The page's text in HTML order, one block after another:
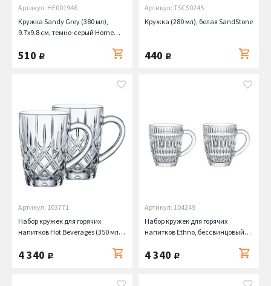
Артикул: HE001946
Кружка Sandy Grey (380 мл),
9.7х9.8 см, темно-серый Home
510 руб.
Артикул: TSCS0245
Кружка (280 мл), белая SandStone
440 руб.
Артикул: 103771
Набор кружек для горячих
напитков Hot Beverages (350 мл),
4 340 руб.
Артикул: 104249
Набор кружек для горячих
напитков Ethno, бессвинцовый
4 340 руб.